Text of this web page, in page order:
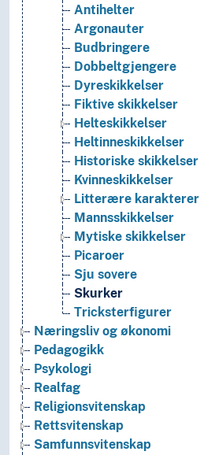
Antihelter
Argonauter
Budbringere
Dobbeltgjengere
Dyreskikkelser
Fiktive skikkelser
Helteskikkelser
Heltinneskikkelser
Historiske skikkelser
Kvinneskikkelser
Litterære karakterer
Mannsskikkelser
Mytiske skikkelser
Picaroer
Sju sovere
Skurker
Tricksterfigurer
Næringsliv og økonomi
Pedagogikk
Psykologi
Realfag
Religionsvitenskap
Rettsvitenskap
Samfunnsvitenskap